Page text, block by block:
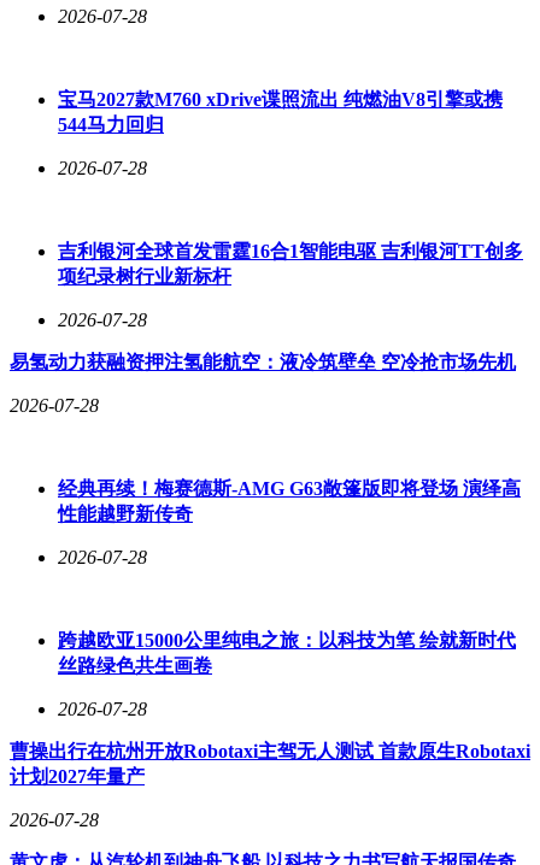
2026-07-28
宝马2027款M760 xDrive谍照流出 纯燃油V8引擎或携
544马力回归
2026-07-28
吉利银河全球首发雷霆16合1智能电驱 吉利银河TT创多
项纪录树行业新标杆
2026-07-28
易氢动力获融资押注氢能航空：液冷筑壁垒 空冷抢市场先机
2026-07-28
经典再续！梅赛德斯-AMG G63敞篷版即将登场 演绎高
性能越野新传奇
2026-07-28
跨越欧亚15000公里纯电之旅：以科技为笔 绘就新时代
丝路绿色共生画卷
2026-07-28
曹操出行在杭州开放Robotaxi主驾无人测试 首款原生Robotaxi
计划2027年量产
2026-07-28